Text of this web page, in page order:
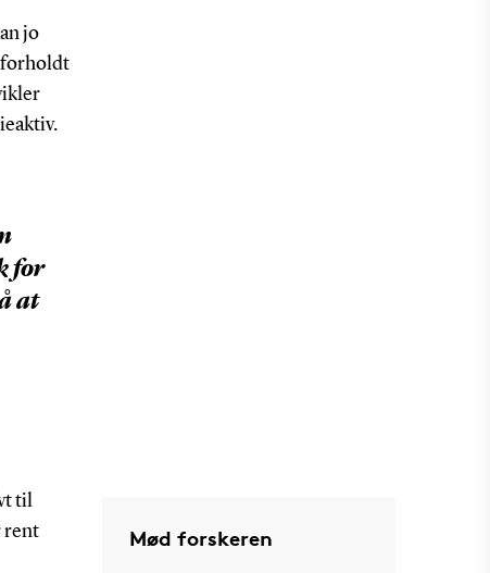
jo
forholdt
for
at
til
rent
Mød forskeren